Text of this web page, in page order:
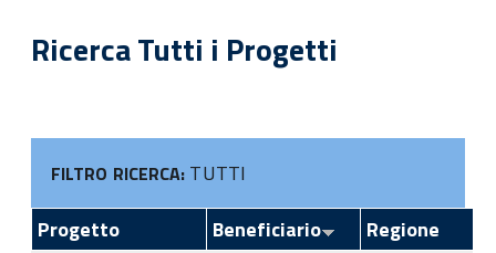
Ricerca Tutti i Progetti
FILTRO RICERCA: TUTTI
Progetto
Beneficiario
Regione